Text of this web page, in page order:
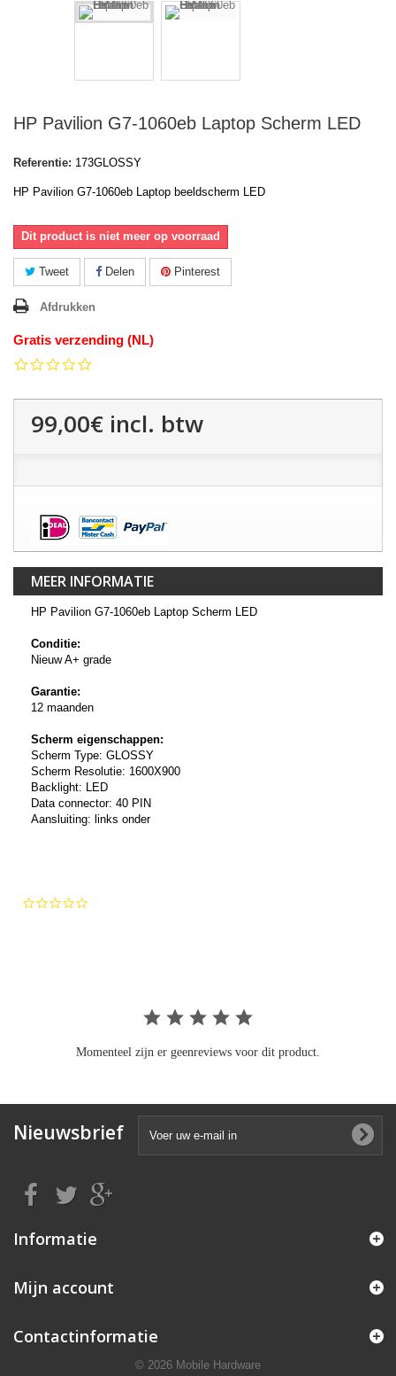
HP Pavilion G7-1060eb Laptop Scherm LED
Referentie: 173GLOSSY
HP Pavilion G7-1060eb Laptop beeldscherm LED
Dit product is niet meer op voorraad
Tweet Delen Pinterest
Afdrukken
Gratis verzending (NL)
99,00€ incl. btw
MEER INFORMATIE
HP Pavilion G7-1060eb Laptop Scherm LED
Conditie:
Nieuw A+ grade
Garantie:
12 maanden
Scherm eigenschappen:
Scherm Type: GLOSSY
Scherm Resolutie: 1600X900
Backlight: LED
Data connector: 40 PIN
Aansluiting: links onder
Momenteel zijn er geenreviews voor dit product.
Nieuwsbrief
Informatie
Mijn account
Contactinformatie
© 2026 Mobile Hardware